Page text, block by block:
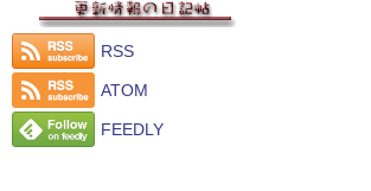
RSS
ATOM
FEEDLY